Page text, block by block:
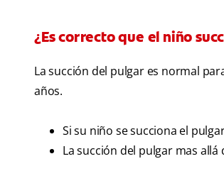
¿Es correcto que el niño
La succión del pulgar es normal
años.
Si su niño se succiona el
La succión del pulgar mas